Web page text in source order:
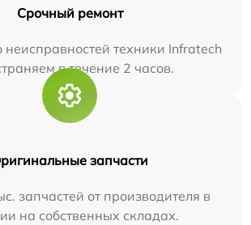
Срочный ремонт
неисправностей техники Infratech
в течение 2 часов.
запчасти
запчастей от производителя в
на собственных складах.